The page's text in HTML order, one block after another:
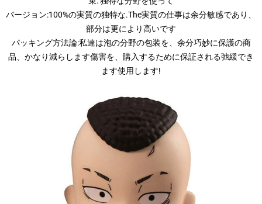
バージョン:100%の実質の独特な.The実質の仕事は余分敏感であり、
部分は更により高いです
パッキング方法論:私達は泡の分野の包装を、余分巧妙に保護の商
品、かなり減らします傷害を、購入するために保証される弛緩でき
ます使用します!